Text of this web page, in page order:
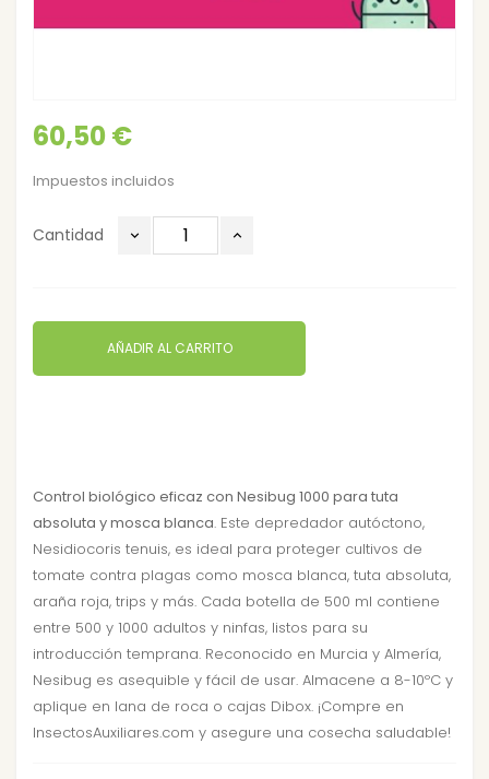
60,50 €
Impuestos incluidos
Cantidad
AÑADIR AL CARRITO
Control biológico eficaz con Nesibug 1000 para tuta
absoluta y mosca blanca. Este depredador autóctono,
Nesidiocoris tenuis, es ideal para proteger cultivos de
tomate contra plagas como mosca blanca, tuta absoluta,
araña roja, trips y más. Cada botella de 500 ml contiene
entre 500 y 1000 adultos y ninfas, listos para su
introducción temprana. Reconocido en Murcia y Almería,
Nesibug es asequible y fácil de usar. Almacene a 8-10ºC y
aplique en lana de roca o cajas Dibox. ¡Compre en
InsectosAuxiliares.com y asegure una cosecha saludable!